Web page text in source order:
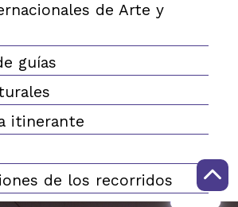
de Arte y
guías
itinerante
de los recorridos